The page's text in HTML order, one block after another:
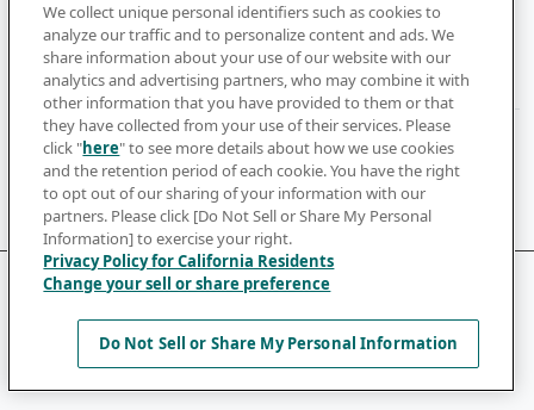
Newsletter
Ricevete le ultime notizie e gli aggiornamenti
Iscriviti
©IMAO CORPORATION
We collect unique personal identifiers such as cookies to
analyze our traffic and to personalize content and ads. We
share information about your use of our website with our
analytics and advertising partners, who may combine it with
other information that you have provided to them or that
they have collected from your use of their services. Please
click "here" to see more details about how we use cookies
and the retention period of each cookie. You have the right
to opt out of our sharing of your information with our
partners. Please click [Do Not Sell or Share My Personal
Information] to exercise your right.
Privacy Policy for California Residents
Change your sell or share preference
Do Not Sell or Share My Personal Information